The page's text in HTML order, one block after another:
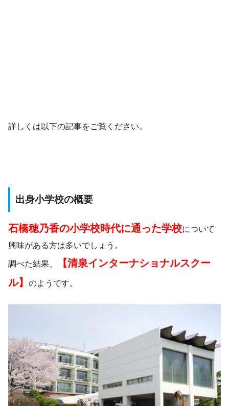
詳しくは以下の記事をご覧ください。
出身小学校の概要
石橋穂乃香の小学校時代に通った学校について
興味がある方は多いでしょう。
調べた結果、
【清泉インターナショナルスクー
ル】
のようです。